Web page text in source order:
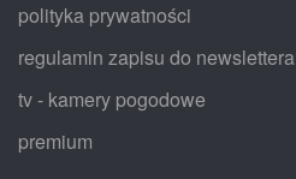
polityka prywatności
regulamin zapisu do newslettera
tv - kamery pogodowe
premium